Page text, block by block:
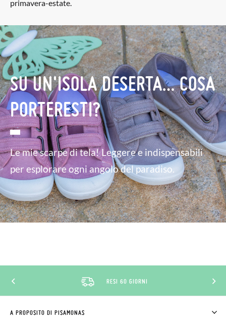
primavera-estate.
SU UN'ISOLA DESERTA… COSA
PORTERESTI?
Le mie scarpe di tela! Leggere e indispensabili
per esplorare ogni angolo del paradiso.
RESI 60 GIORNI
A PROPOSITO DI PISAMONAS